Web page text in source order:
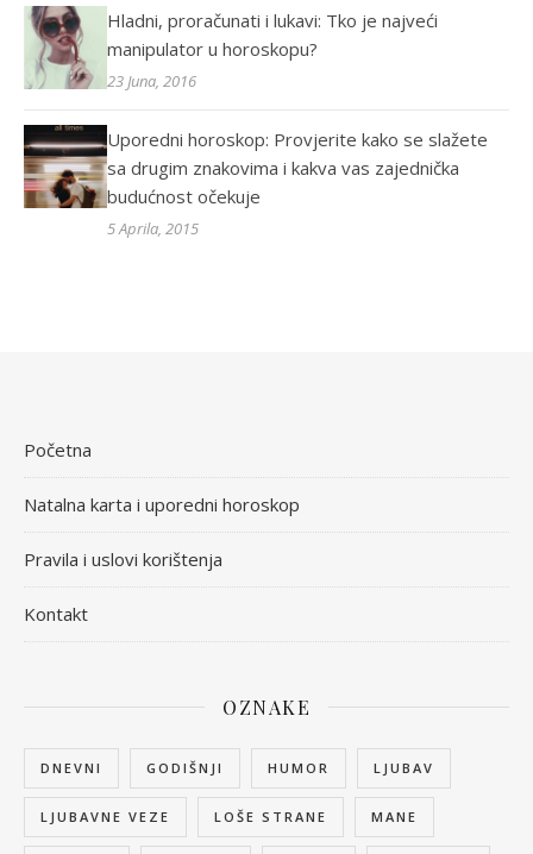
Hladni, proračunati i lukavi: Tko je najveći
manipulator u horoskopu?
23 Juna, 2016
Uporedni horoskop: Provjerite kako se slažete
sa drugim znakovima i kakva vas zajednička
budućnost očekuje
5 Aprila, 2015
Početna
Natalna karta i uporedni horoskop
Pravila i uslovi korištenja
Kontakt
OZNAKE
DNEVNI GODIŠNJI HUMOR LJUBAV
LJUBAVNE VEZE LOŠE STRANE MANE